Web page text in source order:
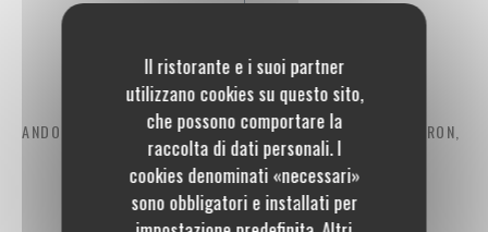
Il ristorante e i suoi partner
utilizzano cookies su questo sito,
che possono comportare la
raccolta di dati personali. I
cookies denominati «necessari»
sono obbligatori e installati per
LE COIN DES GOURMANDS
ANDOUILLETTE AAAAA OU SAUCISSE AU COUTEAU D’AVEYRON,
aligot et sauce moutarde à l’ancienne
21,00 EUR